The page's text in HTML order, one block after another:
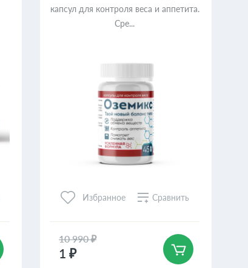
капсул для контроля веса и аппетита.
Сре...
Избранное Сравнить
10 990 ₽
1 ₽